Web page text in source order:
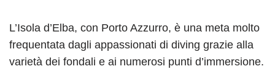
L’Isola d’Elba, con Porto Azzurro, è una meta molto
frequentata dagli appassionati di diving grazie alla
varietà dei fondali e ai numerosi punti d’immersione.